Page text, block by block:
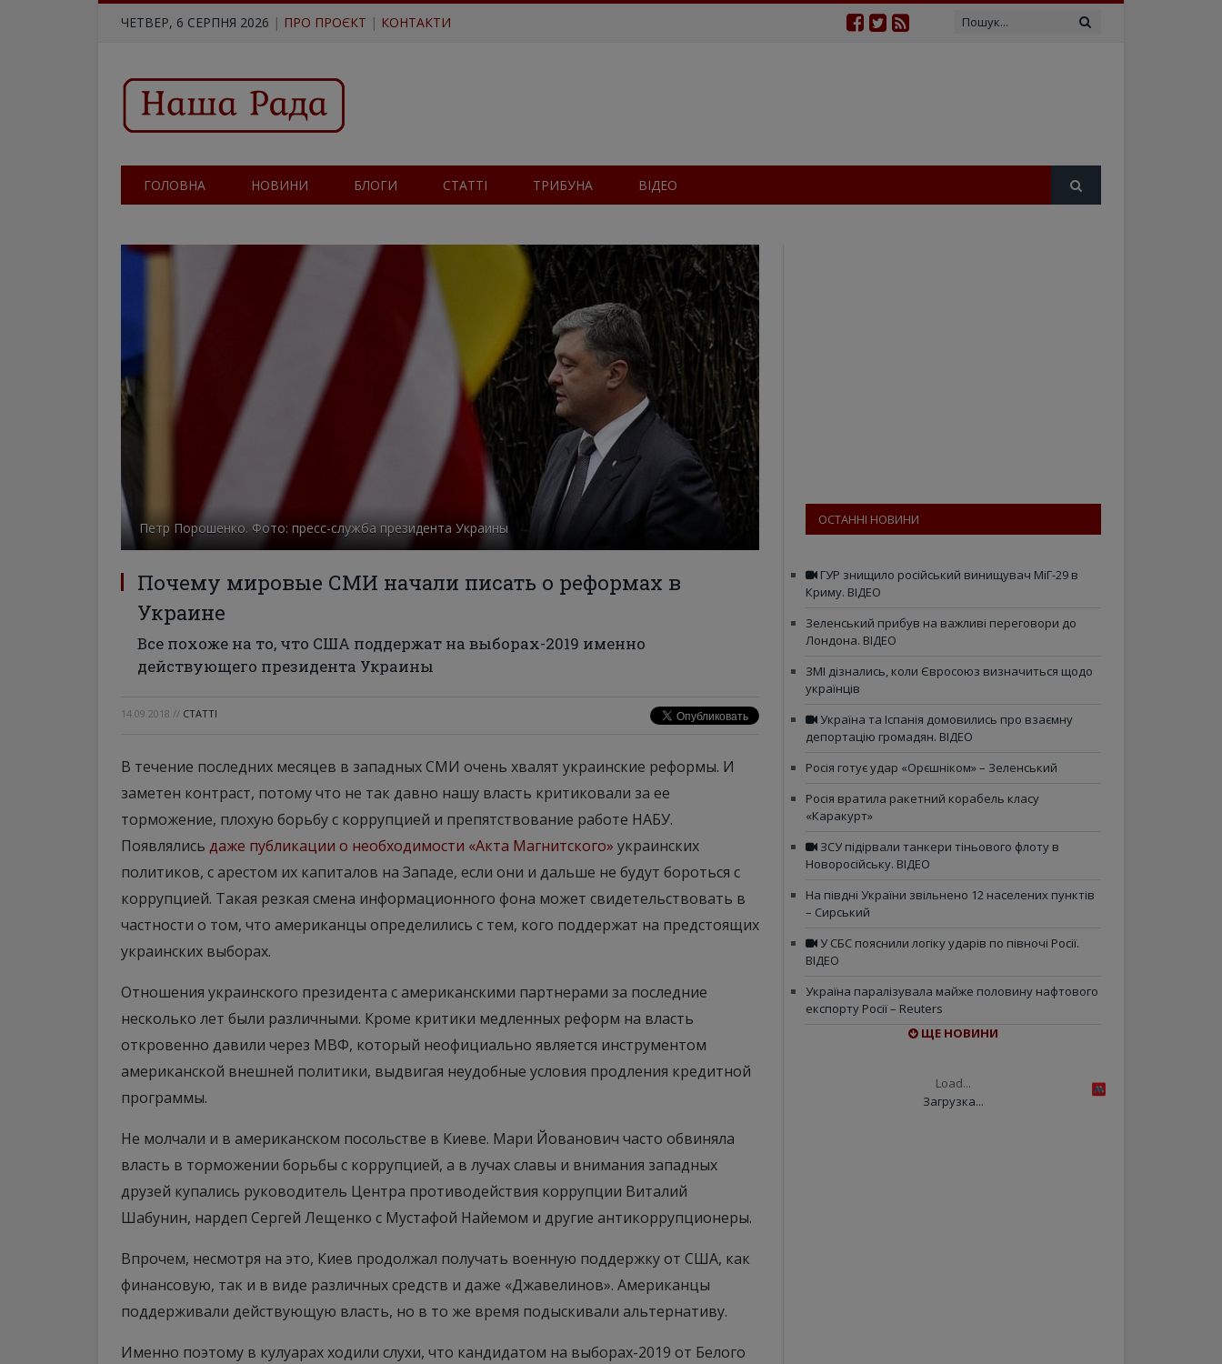
ЧЕТВЕР, 6 СЕРПНЯ 2026 | ПРО ПРОЄКТ | КОНТАКТИ
ГОЛОВНА НОВИНИ БЛОГИ СТАТТІ ТРИБУНА ВІДЕО
Петр Порошенко. Фото: пресс-служба президента Украины
Почему мировые СМИ начали писать о реформах в
Украине
Все похоже на то, что США поддержат на выборах-2019 именно
действующего президента Украины
14.09.2018 // СТАТТІ
В течение последних месяцев в западных СМИ очень хвалят украинские реформы. И
заметен контраст, потому что не так давно нашу власть критиковали за ее
торможение, плохую борьбу с коррупцией и препятствование работе НАБУ.
Появлялись даже публикации о необходимости «Акта Магнитского» украинских
политиков, с арестом их капиталов на Западе, если они и дальше не будут бороться с
коррупцией. Такая резкая смена информационного фона может свидетельствовать в
частности о том, что американцы определились с тем, кого поддержат на предстоящих
украинских выборах.
Отношения украинского президента с американскими партнерами за последние
несколько лет были различными. Кроме критики медленных реформ на власть
откровенно давили через МВФ, который неофициально является инструментом
американской внешней политики, выдвигая неудобные условия продления кредитной
программы.
Не молчали и в американском посольстве в Киеве. Мари Йованович часто обвиняла
власть в торможении борьбы с коррупцией, а в лучах славы и внимания западных
друзей купались руководитель Центра противодействия коррупции Виталий
Шабунин, нардеп Сергей Лещенко с Мустафой Найемом и другие антикоррупционеры.
Впрочем, несмотря на это, Киев продолжал получать военную поддержку от США, как
финансовую, так и в виде различных средств и даже «Джавелинов». Американцы
поддерживали действующую власть, но в то же время подыскивали альтернативу.
Именно поэтому в кулуарах ходили слухи, что кандидатом на выборах-2019 от Белого
ОСТАННІ НОВИНИ
ГУР знищило російський винищувач МіГ-29 в
Криму. ВІДЕО
Зеленський прибув на важливі переговори до
Лондона. ВІДЕО
ЗМІ дізнались, коли Євросоюз визначиться щодо
українців
Україна та Іспанія домовились про взаємну
депортацію громадян. ВІДЕО
Росія готує удар «Орєшніком» – Зеленський
Росія вратила ракетний корабель класу
«Каракурт»
ЗСУ підірвали танкери тіньового флоту в
Новоросійську. ВІДЕО
На півдні України звільнено 12 населених пунктів
– Сирський
У СБС пояснили логіку ударів по півночі Росії.
ВІДЕО
Україна паралізувала майже половину нафтового
експорту Росії – Reuters
ЩЕ НОВИНИ
Load...
Загрузка...